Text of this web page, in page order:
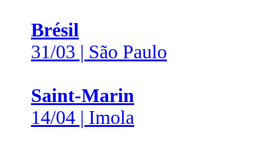
Brésil
31/03 | São Paulo
Saint-Marin
14/04 | Imola